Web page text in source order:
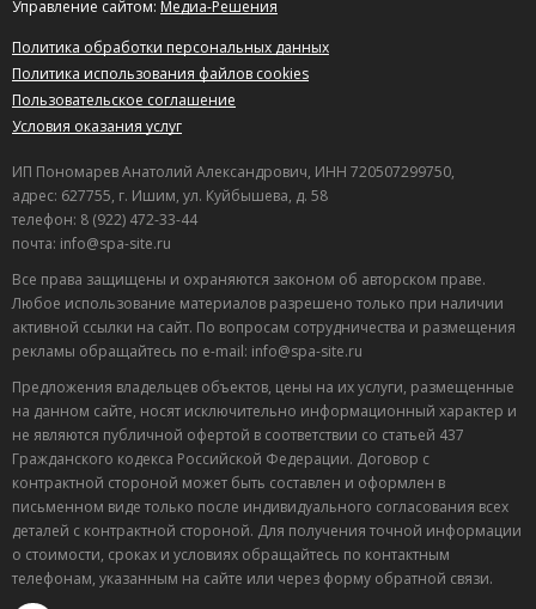
Управление сайтом: Медиа-Решения
Политика обработки персональных данных
Политика использования файлов cookies
Пользовательское соглашение
Условия оказания услуг
ИП Пономарев Анатолий Александрович, ИНН 720507299750,
адрес: 627755, г. Ишим, ул. Куйбышева, д. 58
телефон: 8 (922) 472-33-44
почта: info@spa-site.ru
Все права защищены и охраняются законом об авторском праве.
Любое использование материалов разрешено только при наличии
активной ссылки на сайт. По вопросам сотрудничества и размещения
рекламы обращайтесь по e-mail: info@spa-site.ru
Предложения владельцев объектов, цены на их услуги, размещенные
на данном сайте, носят исключительно информационный характер и
не являются публичной офертой в соответствии со статьей 437
Гражданского кодекса Российской Федерации. Договор с
контрактной стороной может быть составлен и оформлен в
письменном виде только после индивидуального согласования всех
деталей с контрактной стороной. Для получения точной информации
о стоимости, сроках и условиях обращайтесь по контактным
телефонам, указанным на сайте или через форму обратной связи.